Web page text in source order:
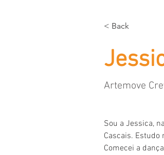
< Back
Artemove
Sou a Jessica,
Cascais. Estudo
Comecei a